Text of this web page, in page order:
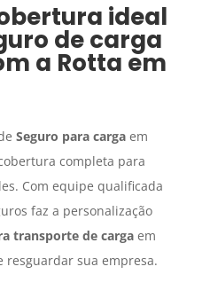
ideal
de carga
a Rotta em
Seguro para cargaem
completa para
Com equipe qualificada
faz a personalização
transporte de cargaem
sua empresa.